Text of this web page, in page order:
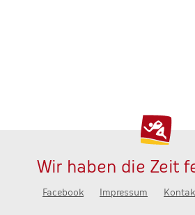
Wir haben die Zeit
Facebook Impressum